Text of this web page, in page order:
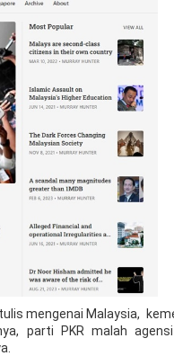
mengenai Malaysia,
parti PKR malah